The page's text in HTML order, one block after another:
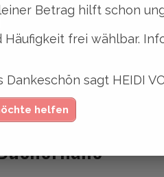
Tüfteln, Hacken und
Mitmach-
zu schauen und sich
Betrag hilft schon
Häufigkeit frei wählbar.
Dankeschön sagt HEIDI
helfen